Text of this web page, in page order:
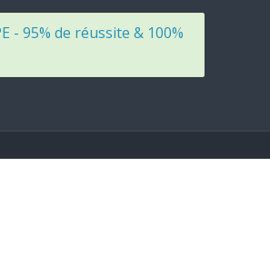
- 95% de réussite & 100%